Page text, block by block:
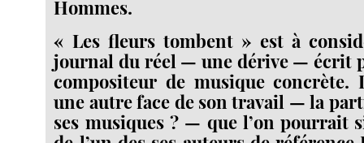
Hommes.
« Les fleurs tombent » est à
journal du réel — une dérive — écrit
compositeur de musique
une autre face de son travail — la
ses musiques ? — que l’on pourrait